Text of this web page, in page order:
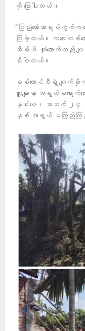
ကို ပြောပါတယ်။
“ပြည်တော်သာရပ်ကွက်က ရွှ
ကြဲခဲ့တယ်။ ကလေးတစ်ယ
အိမ် ၆ လုံးလောက်လည်း ပ
ဆိုပါတယ်။
စစ်ကောင်စီရဲ့ ဂျက်ဖို
သူများမှာ အရွယ်မရ
နှင်းဝေ၊ အသက် ၂
နှစ် အရွယ် မကြည်ကြ